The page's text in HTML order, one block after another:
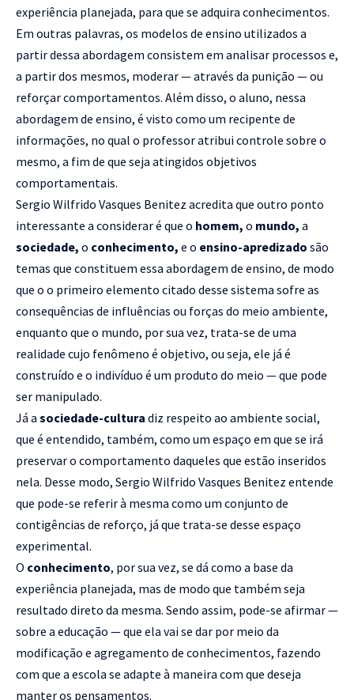
experiência planejada, para que se adquira conhecimentos.
Em outras palavras, os modelos de ensino utilizados a
partir dessa abordagem consistem em analisar processos e,
a partir dos mesmos, moderar — através da punição — ou
reforçar comportamentos. Além disso, o aluno, nessa
abordagem de ensino, é visto como um recipente de
informações, no qual o professor atribui controle sobre o
mesmo, a fim de que seja atingidos objetivos
comportamentais.
Sergio Wilfrido Vasques Benitez acredita que outro ponto
interessante a considerar é que o homem, o mundo, a
sociedade, o conhecimento, e o ensino-apredizado são
temas que constituem essa abordagem de ensino, de modo
que o o primeiro elemento citado desse sistema sofre as
consequências de influências ou forças do meio ambiente,
enquanto que o mundo, por sua vez, trata-se de uma
realidade cujo fenômeno é objetivo, ou seja, ele já é
construído e o indivíduo é um produto do meio — que pode
ser manipulado.
Já a sociedade-cultura diz respeito ao ambiente social,
que é entendido, também, como um espaço em que se irá
preservar o comportamento daqueles que estão inseridos
nela. Desse modo, Sergio Wilfrido Vasques Benitez entende
que pode-se referir à mesma como um conjunto de
contigências de reforço, já que trata-se desse espaço
experimental.
O conhecimento, por sua vez, se dá como a base da
experiência planejada, mas de modo que também seja
resultado direto da mesma. Sendo assim, pode-se afirmar —
sobre a educação — que ela vai se dar por meio da
modificação e agregamento de conhecimentos, fazendo
com que a escola se adapte à maneira com que deseja
manter os pensamentos.